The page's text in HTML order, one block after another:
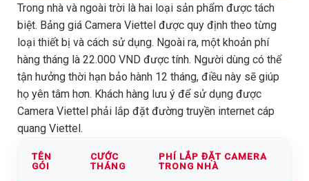
Trong nhà và ngoài trời là hai loại sản phẩm được tách
biệt. Bảng giá Camera Viettel được quy định theo từng
loại thiết bị và cách sử dụng. Ngoài ra, một khoản phí
hàng tháng là 22.000 VND được tính. Người dùng có thể
tận hưởng thời hạn bảo hành 12 tháng, điều này sẽ giúp
họ yên tâm hơn. Khách hàng lưu ý để sử dụng được
Camera Viettel phải lắp đặt đường truyền internet cáp
quang Viettel.
TÊN
GÓI
CƯỚC
THÁNG
PHÍ LẮP ĐẶT CAMERA
TRONG NHÀ